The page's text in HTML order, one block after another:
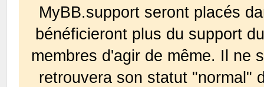
MyBB.support seront placés
bénéficieront plus du support
membres d'agir de même. Il ne
retrouvera son statut "normal"